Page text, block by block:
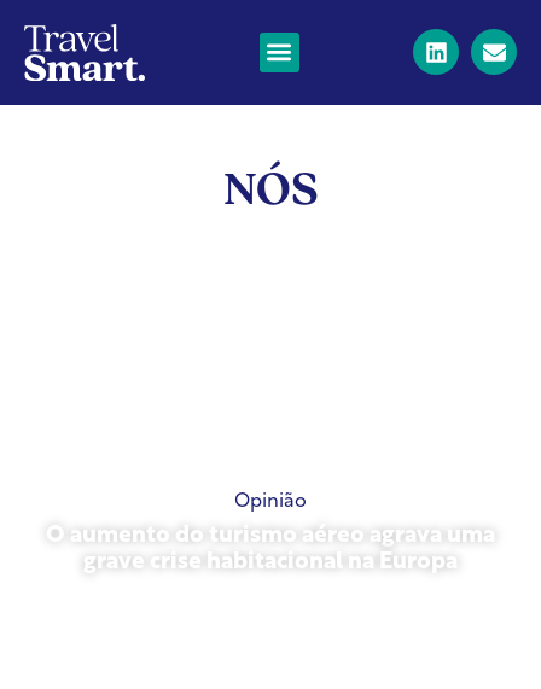
NÓS
Opinião
O aumento do turismo aéreo agrava uma
grave crise habitacional na Europa